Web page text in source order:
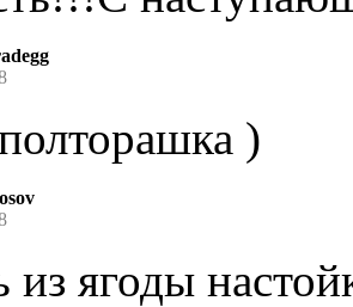
)
из ягоды